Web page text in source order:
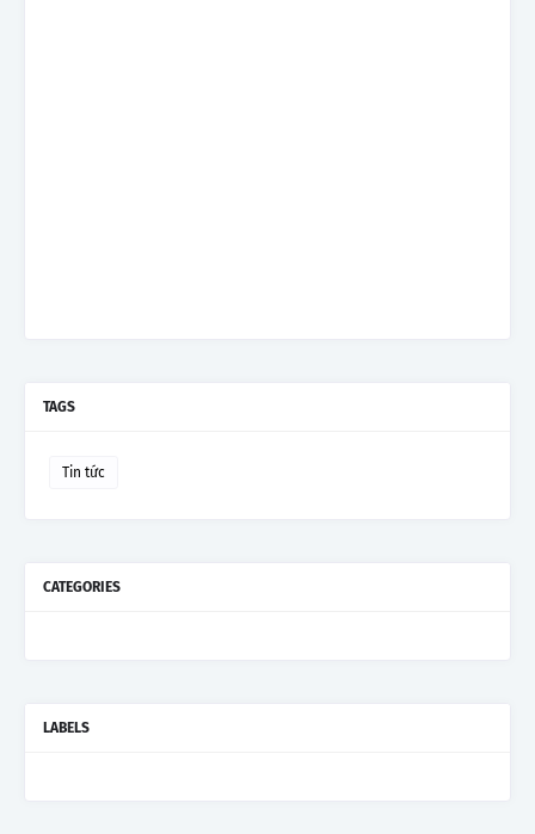
TAGS
Tin tức
CATEGORIES
LABELS